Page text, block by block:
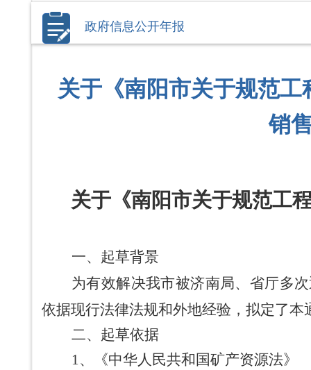
政府信息公开年报
关于《南阳市关于规范
销
关于《南阳市关于规范工
一、 起草背景
为有效解决我市被济南局、省厅多
依据现行法律法规和外地经验，拟定了本
二、起草依据
1、
《中华人民共和国矿产资源法》